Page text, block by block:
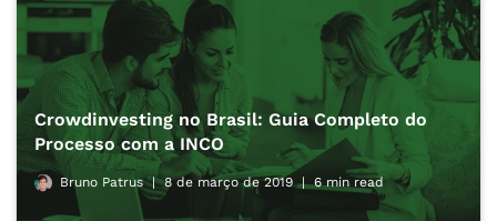
Crowdinvesting no Brasil: Guia Completo do
Processo com a INCO
Bruno Patrus 8 de março de 2019 6 min read